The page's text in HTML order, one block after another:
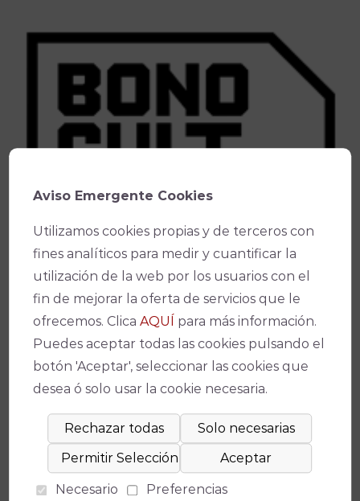
- Solicita el Bono Cultural aquí.*
*(Solo disponible en venta online
Ficha técnica
Aviso Emergente Cookies
Utilizamos cookies propias y de terceros con
fines analíticos para medir y cuantificar la
utilización de la web por los usuarios con el
fin de mejorar la oferta de servicios que le
ofrecemos. ClicaAQUÍ para más información.
Puedes aceptar todas las cookies pulsando el
botón 'Aceptar', seleccionar las cookies que
desea ó solo usar la cookie necesaria.
Necesario
Preferencias